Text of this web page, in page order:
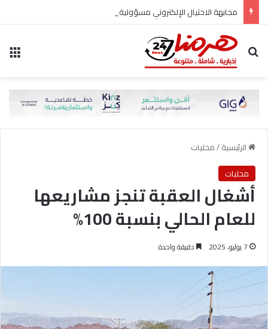
مجابهة الاحتيال الإلكتروني مسؤولية مشتركة
بحث عن
الرئيسية/محليات
محليات
أشغال العقبة تنجز مشاريعها
للعام الحالي بنسبة 100%
7 يوليو، 2025 دقيقة واحدة